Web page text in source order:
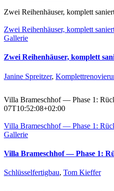
Zwei Reihenhäuser, komplett
Zwei Reihenhäuser, komplett
Gallerie
Zwei Reihenhäuser, komplett
Janine Spreitzer,
Villa Brameschhof — Phase 1:
07T10:52:08+02:00
Villa Brameschhof — Phase 1:
Gallerie
Villa Brameschhof — Phase 1:
Schlüsselfertigbau, Tom Kieffer